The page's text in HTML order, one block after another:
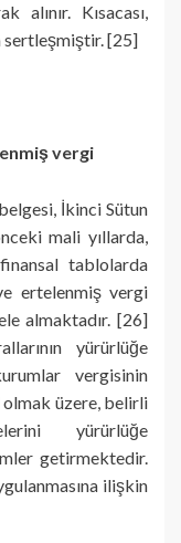
alınır. Kısacası,
sertleşmiştir. [25]
vergi
İkinci Sütun
mali yıllarda,
tablolarda
ertelenmiş vergi
almaktadır. [26]
yürürlüğe
vergisinin
üzere, belirli
yürürlüğe
getirmektedir.
ilişkin